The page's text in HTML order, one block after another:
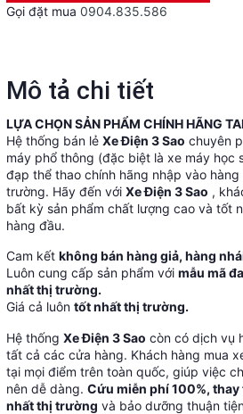
VISA, MASTERCARD, JCB, AMEX
Gọi đặt mua 0904.835.586
Mô tả chi tiết
LỰA CHỌN SẢN PHẨM CHÍNH HÃNG
Hệ thống bán lẻ Xe Điện 3 Sao chuyên
máy phổ thông (đặc biệt là xe máy học
đạp thể thao chính hãng nhập vào
trường. Hãy đến với Xe Điện 3 Sao ,
bất kỳ sản phẩm chất lượng cao và tốt
hàng đầu.
Cam kết không bán hàng giả, hàng
Luôn cung cấp sản phẩm với mẫu mã
nhất thị trường.
Giá cả luôn tốt nhất thị trường.
Hệ thống Xe Điện 3 Sao còn có dịch vụ
tất cả các cửa hàng. Khách hàng mua
tại mọi điểm trên toàn quốc, giúp việc
nên dễ dàng. Cứu miễn phí 100%,
nhất thị trường và bảo dưỡng thuận